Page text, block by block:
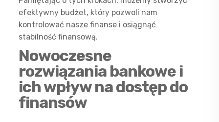
efektywny budżet, który pozwoli nam
kontrolować nasze finanse i osiągnąć
stabilność finansową.
Nowoczesne
rozwiązania bankowe i
ich wpływ na dostęp do
finansów